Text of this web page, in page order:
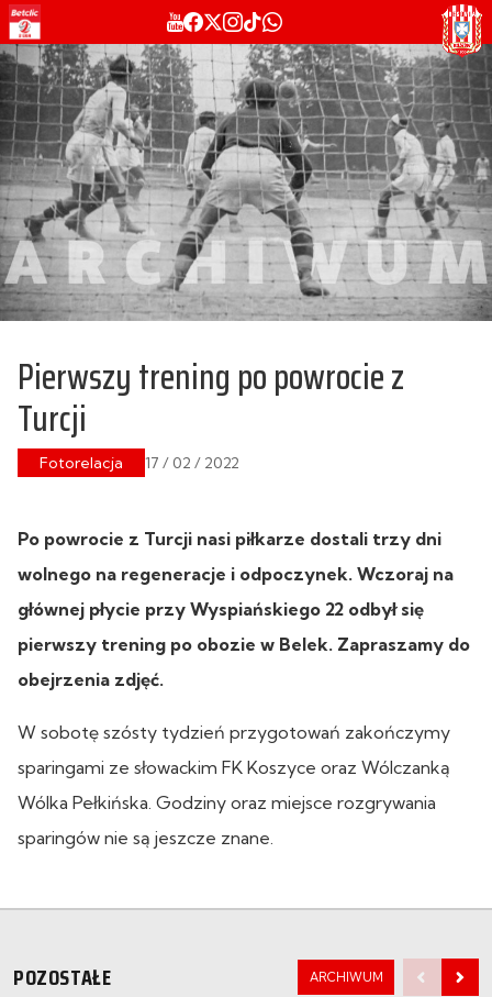
Pierwszy trening po powrocie z
Turcji
Fotorelacja 17 / 02 / 2022
Po powrocie z Turcji nasi piłkarze dostali trzy dni
wolnego na regeneracje i odpoczynek. Wczoraj na
głównej płycie przy Wyspiańskiego 22 odbył się
pierwszy trening po obozie w Belek. Zapraszamy do
obejrzenia zdjęć.
W sobotę szósty tydzień przygotowań zakończymy
sparingami ze słowackim FK Koszyce oraz Wólczanką
Wólka Pełkińska. Godziny oraz miejsce rozgrywania
sparingów nie są jeszcze znane.
POZOSTAŁE ARCHIWUM